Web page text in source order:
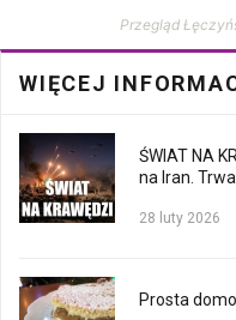
Przegląd
WIĘCEJ
ŚWIAT NA
na Iran.
28 luty 2026
Prosta